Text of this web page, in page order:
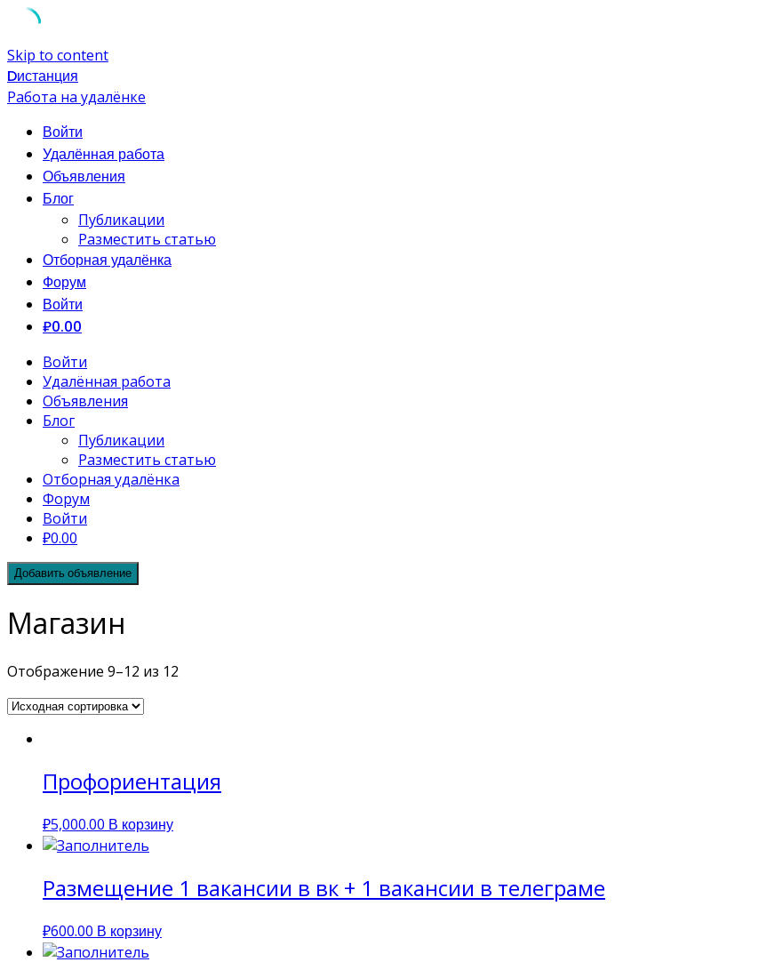
Skip to content
Dистанция
Работа на удалёнке
Войти
Удалённая работа
Объявления
Блог
Публикации
Разместить статью
Отборная удалёнка
Форум
Войти
₽0.00
Войти
Удалённая работа
Объявления
Блог
Публикации
Разместить статью
Отборная удалёнка
Форум
Войти
₽0.00
Добавить объявление
Магазин
Отображение 9–12 из 12
Профориентация
₽5,000.00 В корзину
Размещение 1 вакансии в вк + 1 вакансии в телеграме
₽600.00 В корзину